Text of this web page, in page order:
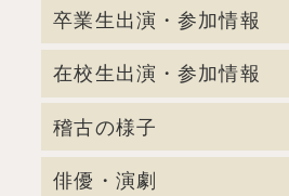
卒業生出演・参加情報
在校生出演・参加情報
稽古の様子
俳優・演劇